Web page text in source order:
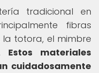
tradicional en
fibras
totora, el mimbre
Estos materiales
cuidadosamente